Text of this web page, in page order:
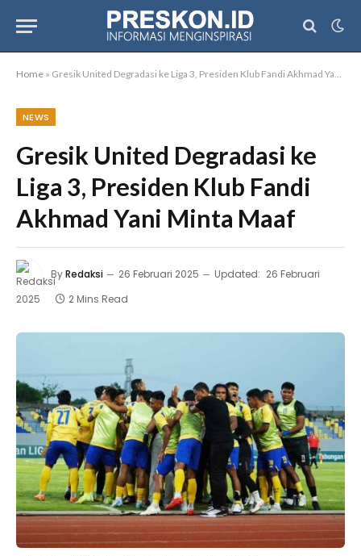
Home » Gresik United Degradasi ke Liga 3, Presiden Klub Fandi Akhmad Yani Minta Maaf
NEWS
Gresik United Degradasi ke
Liga 3, Presiden Klub Fandi
Akhmad Yani Minta Maaf
ByRedaksi 26 Februari 2025 Updated: 26 Februari
2025
2 Mins Read